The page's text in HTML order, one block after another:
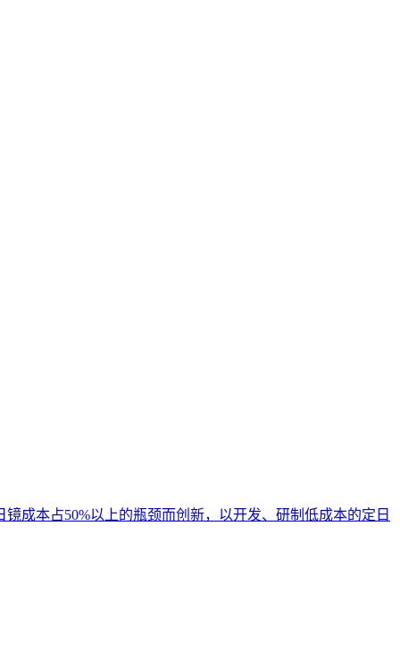
本占50%以上的瓶颈而创新，以开发、研制低成本的定日